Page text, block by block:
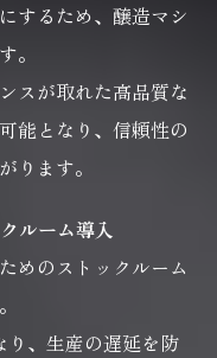
するため、醸造マシ
。
スが取れた高品質な
能となり、 信頼性の
ります。
ルーム導入
めのストックルーム
り、生産の遅延を防